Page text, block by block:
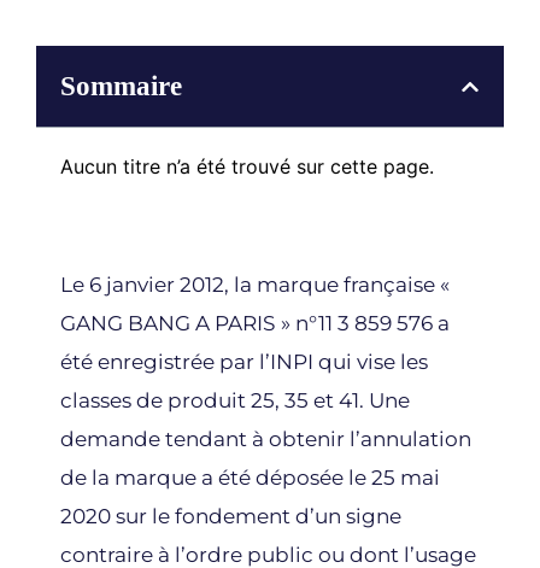
Sommaire
Aucun titre n’a été trouvé sur cette page.
Le 6 janvier 2012, la marque française «
GANG BANG A PARIS » n°11 3 859 576 a
été enregistrée par l’INPI qui vise les
classes de produit 25, 35 et 41. Une
demande tendant à obtenir l’annulation
de la marque a été déposée le 25 mai
2020 sur le fondement d’un signe
contraire à l’ordre public ou dont l’usage